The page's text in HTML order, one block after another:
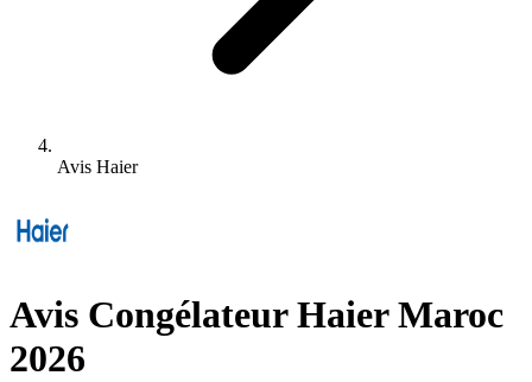
Avis Haier
Avis Congélateur Haier Maroc
2026